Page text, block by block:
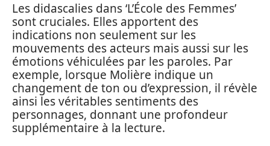
Les didascalies dans ‘L’École des Femmes’
sont cruciales. Elles apportent des
indications non seulement sur les
mouvements des acteurs mais aussi sur les
émotions véhiculées par les paroles. Par
exemple, lorsque Molière indique un
changement de ton ou d’expression, il révèle
ainsi les véritables sentiments des
personnages, donnant une profondeur
supplémentaire à la lecture.